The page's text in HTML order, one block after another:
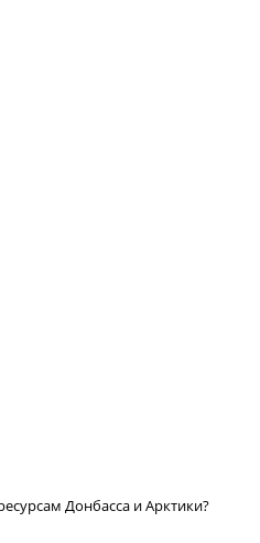
Донбасса и Арктики?